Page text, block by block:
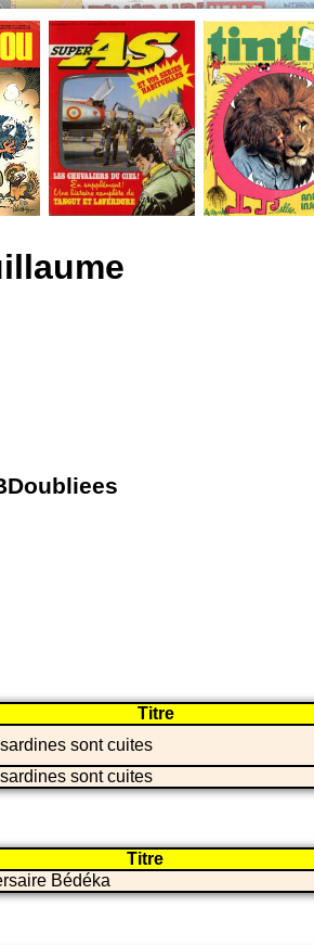
Titre
sont cuites
sont cuites
Titre
Bédéka